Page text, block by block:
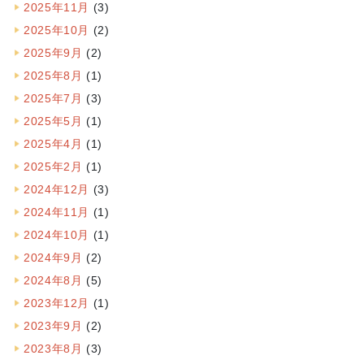
2025年11月 (3)
2025年10月 (2)
2025年9月 (2)
2025年8月 (1)
2025年7月 (3)
2025年5月 (1)
2025年4月 (1)
2025年2月 (1)
2024年12月 (3)
2024年11月 (1)
2024年10月 (1)
2024年9月 (2)
2024年8月 (5)
2023年12月 (1)
2023年9月 (2)
2023年8月 (3)